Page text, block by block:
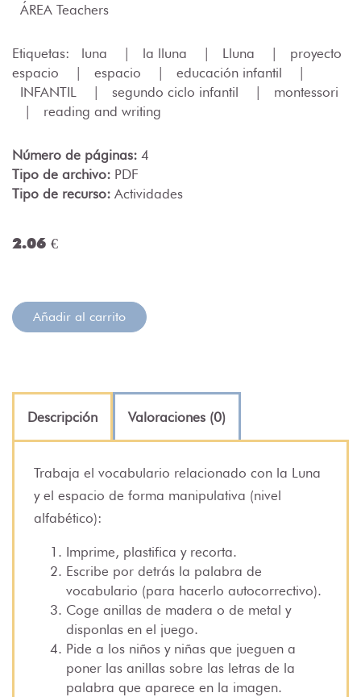
ÁREA Teachers
Etiquetas: luna | la lluna | Lluna |
proyecto
espacio
| espacio | educación infantil
|
INFANTIL
| segundo ciclo infantil |
montessori
|
reading and writing
Número de páginas: 4
Tipo de archivo: PDF
Tipo de recurso: Actividades
2.06 €
Añadir al carrito
Descripción Valoraciones (0)
Trabaja el vocabulario relacionado con la Luna
y el espacio de forma manipulativa (nivel
alfabético):
Imprime, plastifica y recorta.
Escribe por detrás la palabra de
vocabulario (para hacerlo autocorrectivo).
Coge anillas de madera o de metal y
disponlas en el juego.
Pide a los niños y niñas que jueguen a
poner las anillas sobre las letras de la
palabra que aparece en la imagen.